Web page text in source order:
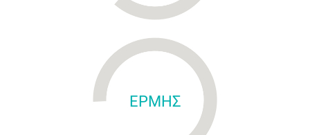
ΕΡΜΗΣ